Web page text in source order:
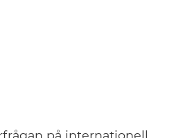
på internationell